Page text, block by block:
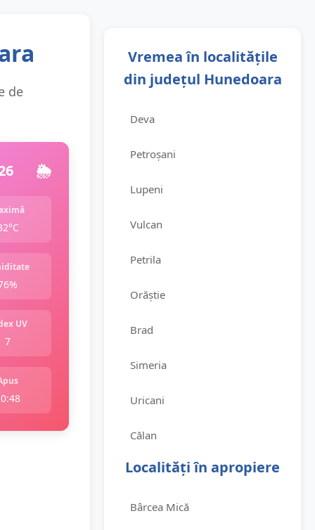
de
🌦️
UV
7
Vremea în localitățile
din județul Hunedoara
Deva
Petroșani
Lupeni
Vulcan
Petrila
Orăștie
Brad
Simeria
Uricani
Călan
Localități în apropiere
Bârcea Mică